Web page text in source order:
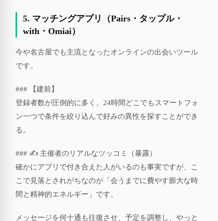
5. マッチングアプリ（Pairs・タップル・
with・Omiai）
今や名古屋でも主流となったオンラインの出会いツール
です。
### 【建前】
登録者数が圧倒的に多く、24時間どこでもスマートフォ
ン一つで条件を絞り込んで好みの異性を探すことができ
る。
### ✍️ 主催者のリアルなツッコミ（暴露）
確かにアプリで付き合えた人がいるのも事実ですが、こ
こで見落とされがちなのが「会うまでに費やす膨大な時
間と精神的エネルギー」です。
メッセージを何十通も往復させ、予定を調整し、やっと